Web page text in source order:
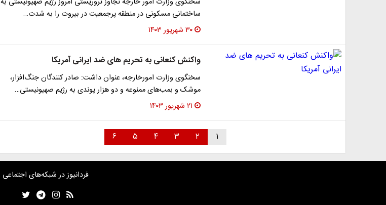
ساختمانی مسکونی در منطقه پرجمعیت در بیروت را به شدت…
۳۰ شهریور ۱۴۰۳
واکنش کنعانی به تحریم های ضد ایرانی آمریکا
سخنگوی وزارت امورخارجه، عنوان داشت: ‌صادر کنندگان جنگ‌افزار،
موشک و بمب‌های ممنوعه و دو هزار پوندی به رژیم صهیونیستی…
۲۱ شهریور ۱۴۰۳
۱ ۲ ۳ ۴ ۵ ۶
فردانیوز در شبکه‌های اجتماعی